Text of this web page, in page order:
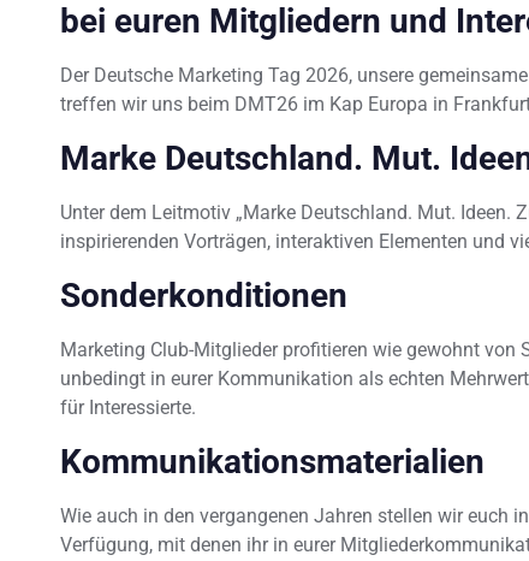
bei euren Mitgliedern und
Der Deutsche Marketing Tag 2026, unsere
treffen wir uns beim DMT26 im Kap Europa in
Marke Deutschland. Mut.
Unter dem Leitmotiv „Marke Deutschland. Mut. Ideen.
inspirierenden Vorträgen, interaktiven Elementen und
Sonderkonditionen
Marketing Club-Mitglieder profitieren wie gewohnt
unbedingt in eurer Kommunikation als echten
für Interessierte.
Kommunikationsmaterialien
Wie auch in den vergangenen Jahren stellen wir euch
Verfügung, mit denen ihr in eurer